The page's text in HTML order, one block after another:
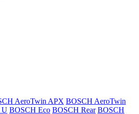
AeroTwin APX BOSCH AeroTwin
U BOSCH Eco BOSCH Rear BOSCH